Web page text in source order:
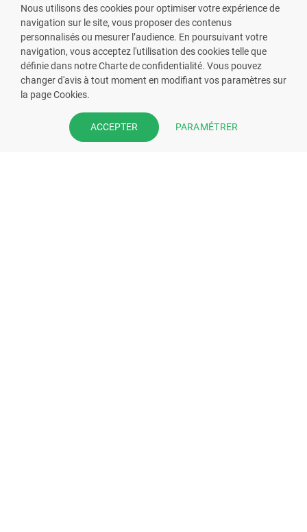
VOUS ÊTES PHARMACIEN ?
Prenez la main sur votre fiche
pharmacie et offrez à vos patient
l’application mobile de votre
Nous utilisons des cookies pour optimiser votre expérience de
navigation sur le site, vous proposer des contenus
personnalisés ou mesurer l’audience. En poursuivant votre
navigation, vous acceptez l'utilisation des cookies telle que
définie dans notre Charte de confidentialité. Vous pouvez
changer d'avis à tout moment en modifiant vos paramètres sur
la page Cookies.
ACCEPTER PARAMÉTRER